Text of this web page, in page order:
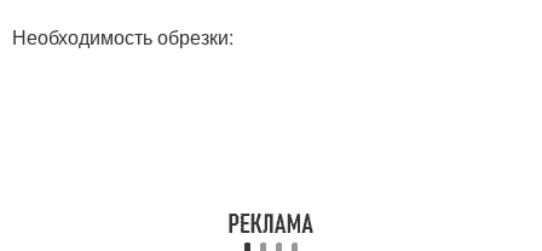
Необходимость обрезки: